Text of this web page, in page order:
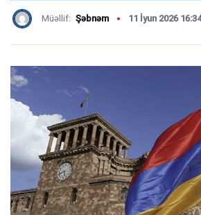
Müəllif: Şəbnəm 11 İyun 2026 16:34